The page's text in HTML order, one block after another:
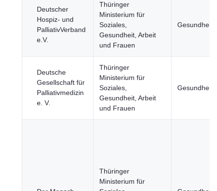
Deutscher
Hospiz- und
PalliativVerband
e.V.
Thüringer
Ministerium für
Soziales,
Gesundheit, Arbeit
und Frauen
Gesundheit
Deutsche
Gesellschaft für
Palliativmedizin
e. V.
Thüringer
Ministerium für
Soziales,
Gesundheit, Arbeit
und Frauen
Gesundheit
Thüringer
Ministerium für